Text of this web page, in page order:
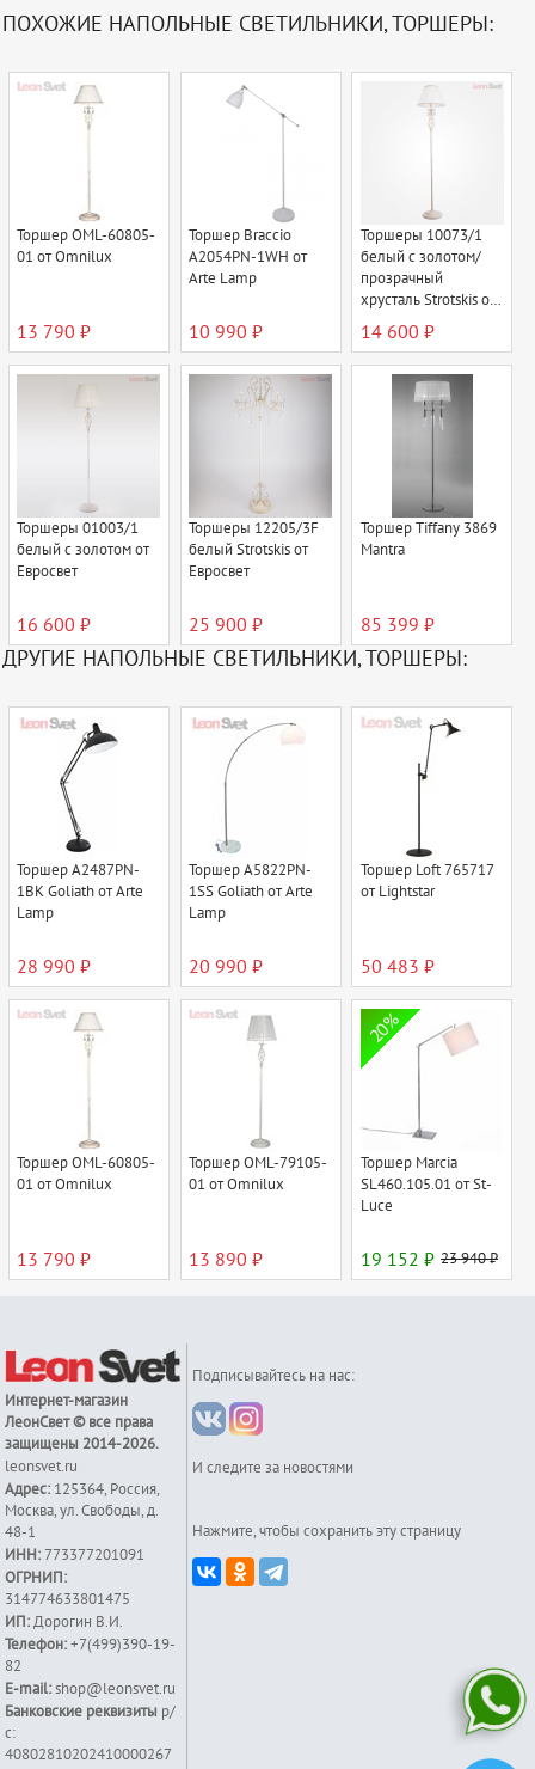
ПОХОЖИЕ НАПОЛЬНЫЕ СВЕТИЛЬНИКИ, ТОРШЕРЫ:
Торшер OML-60805-
01 от Omnilux
13 790 ₽
Торшер Braccio
A2054PN-1WH от
Arte Lamp
10 990 ₽
Торшеры 10073/1
белый с золотом/
прозрачный
хрусталь Strotskis от
Евросвет
14 600 ₽
Торшеры 01003/1
белый с золотом от
Евросвет
16 600 ₽
Торшеры 12205/3F
белый Strotskis от
Евросвет
25 900 ₽
Торшер Tiffany 3869
Mantra
85 399 ₽
ДРУГИЕ НАПОЛЬНЫЕ СВЕТИЛЬНИКИ, ТОРШЕРЫ:
Торшер A2487PN-
1BK Goliath от Arte
Lamp
28 990 ₽
Торшер A5822PN-
1SS Goliath от Arte
Lamp
20 990 ₽
Торшер Loft 765717
от Lightstar
50 483 ₽
Торшер OML-60805-
01 от Omnilux
13 790 ₽
Торшер OML-79105-
01 от Omnilux
13 890 ₽
20%
Торшер Marcia
SL460.105.01 от St-
Luce
19 152 ₽ 23 940 ₽
Интернет-магазин
ЛеонСвет© все права
защищены 2014-2026.
leonsvet.ru
Адрес: 125364,Россия,
Москва,ул. Свободы, д.
48-1
ИНН:773377201091
ОГРНИП:
314774633801475
ИП:Дорогин В.И.
Телефон: +7(499)390-19-
82
E-mail: shop@leonsvet.ru
Банковские реквизиты р/
с:
40802810202410000267
Подписывайтесь на нас:
И следите за новостями
Нажмите, чтобы сохранить эту страницу